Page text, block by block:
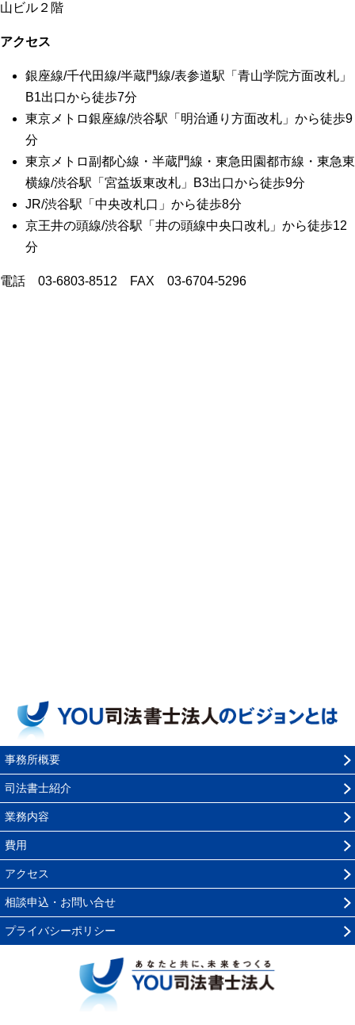
山ビル２階
アクセス
銀座線/千代田線/半蔵門線/表参道駅「青山学院方面改札」
B1出口から徒歩7分
東京メトロ銀座線/渋谷駅「明治通り方面改札」から徒歩9
分
東京メトロ副都心線・半蔵門線・東急田園都市線・東急東
横線/渋谷駅「宮益坂東改札」B3出口から徒歩9分
JR/渋谷駅「中央改札口」から徒歩8分
京王井の頭線/渋谷駅「井の頭線中央口改札」から徒歩12
分
電話 03-6803-8512 FAX 03-6704-5296
事務所概要
司法書士紹介
業務内容
費用
アクセス
相談申込・お問い合せ
プライバシーポリシー